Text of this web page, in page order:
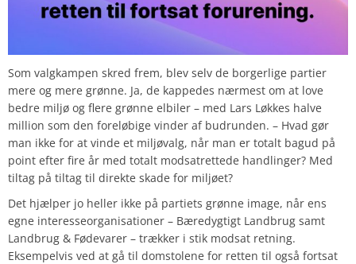
Som valgkampen skred frem, blev selv de borgerlige partier
mere og mere grønne. Ja, de kappedes nærmest om at love
bedre miljø og flere grønne elbiler – med Lars Løkkes halve
million som den foreløbige vinder af budrunden. – Hvad gør
man ikke for at vinde et miljøvalg, når man er totalt bagud på
point efter fire år med totalt modsatrettede handlinger? Med
tiltag på tiltag til direkte skade for miljøet?
Det hjælper jo heller ikke på partiets grønne image, når ens
egne interesseorganisationer – Bæredygtigt Landbrug samt
Landbrug & Fødevarer – trækker i stik modsat retning.
Eksempelvis ved at gå til domstolene for retten til også fortsat